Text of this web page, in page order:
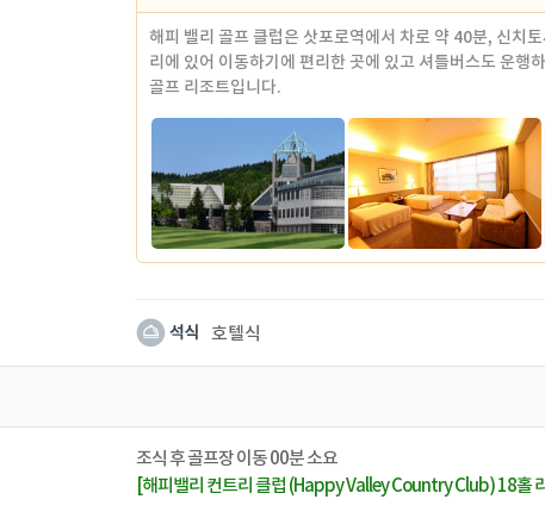
해피 밸리 골프 클럽은 삿포로역에서 차로 약 40분, 신치
리에 있어 이동하기에 편리한 곳에 있고 셔틀버스도 운행
골프 리조트입니다.
대리석 욕실을 갖춘 스위트 룸을 비롯해 스탠다드 트윈
롯지 넓고 개방적인 공간에서 천천히 편히 쉬십시오.
대리석으로 만든 욕실을 자랑하는 76㎡의 디럭스 트윈룸
22실, 25㎡의 싱글룸 4실, 총 29실이 준비된 "더 롯지"에
분히 즐겨주세요.
호텔식
조식 후 골프장 이동 00분 소요
[해피밸리 컨트리 클럽 (Happy Valley Country Club) 18홀